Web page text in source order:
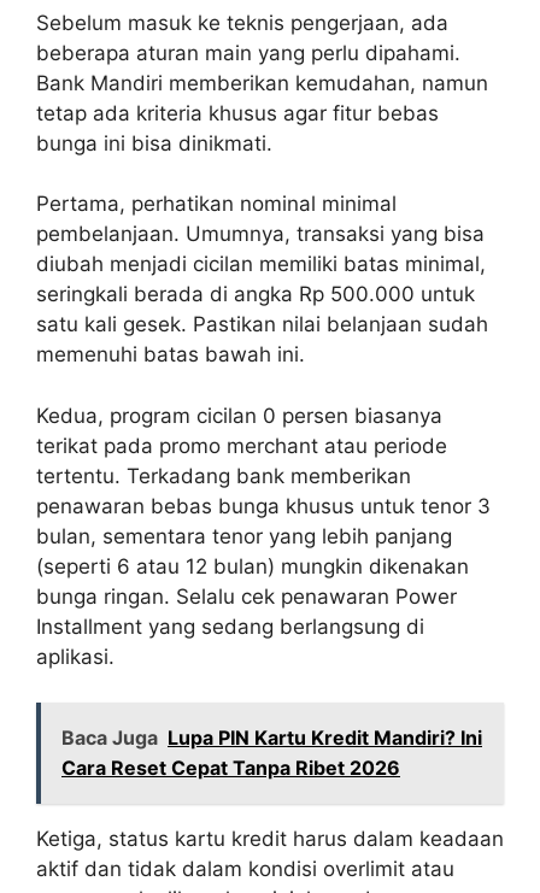
Sebelum masuk ke teknis pengerjaan, ada
beberapa aturan main yang perlu dipahami.
Bank Mandiri memberikan kemudahan, namun
tetap ada kriteria khusus agar fitur bebas
bunga ini bisa dinikmati.
Pertama, perhatikan nominal minimal
pembelanjaan. Umumnya, transaksi yang bisa
diubah menjadi cicilan memiliki batas minimal,
seringkali berada di angka Rp 500.000 untuk
satu kali gesek. Pastikan nilai belanjaan sudah
memenuhi batas bawah ini.
Kedua, program cicilan 0 persen biasanya
terikat pada promo merchant atau periode
tertentu. Terkadang bank memberikan
penawaran bebas bunga khusus untuk tenor 3
bulan, sementara tenor yang lebih panjang
(seperti 6 atau 12 bulan) mungkin dikenakan
bunga ringan. Selalu cek penawaran Power
Installment yang sedang berlangsung di
aplikasi.
Baca Juga Lupa PIN Kartu Kredit Mandiri? Ini
Cara Reset Cepat Tanpa Ribet 2026
Ketiga, status kartu kredit harus dalam keadaan
aktif dan tidak dalam kondisi overlimit atau